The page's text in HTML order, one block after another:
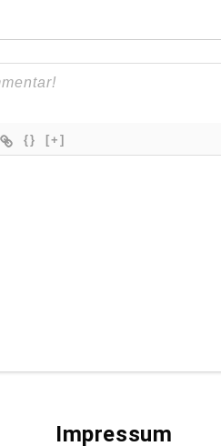
{} [+]
Impressum